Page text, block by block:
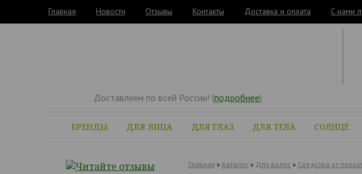
Главная Новости Отзывы Контакты Доставка и оплата C нами
Доставляем по всей России! (подробнее)
БРЕНДЫ ДЛЯ ЛИЦА ДЛЯ ГЛАЗ ДЛЯ ТЕЛА СОЛНЦЕ
Главная » Каталог » Для волос » Средства от